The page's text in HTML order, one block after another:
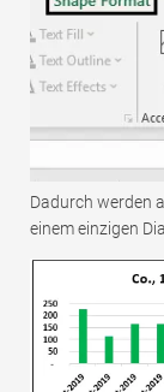
Dadurch werden
einem einzigen